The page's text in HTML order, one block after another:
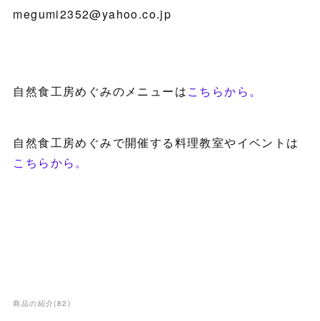
megumi2352@yahoo.co.jp
自然食工房めぐみのメニューはこちらから。
自然食工房めぐみで開催する料理教室やイベントは
こちらから。
商品の紹介(82 )